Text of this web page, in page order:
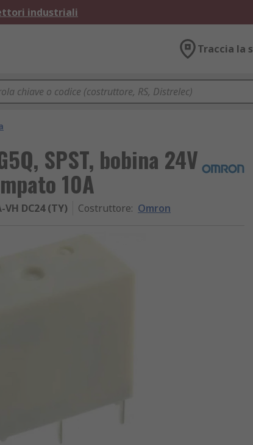
industriali
Traccia la
SPST, bobina 24V
10A
VH DC24 (TY) Costruttore: Omron